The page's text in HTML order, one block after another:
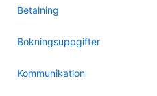
Betalning
Bokningsuppgifter
Kommunikation